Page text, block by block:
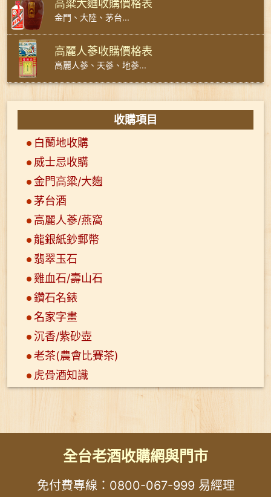
高粱大麯收購價格表
金門、大陸、茅台...
高麗人蔘收購價格表
高麗人蔘、天蔘、地蔘...
收購項目
白蘭地收購
威士忌收購
金門高粱/大麴
茅台酒
高麗人蔘/燕窩
龍銀紙鈔郵幣
翡翠玉石
雞血石/壽山石
鑽石名錶
名家字畫
沉香/紫砂壺
老茶(農會比賽茶)
虎骨酒知識
全台老酒收購網與門市
免付費專線： 0800-067-999易經理